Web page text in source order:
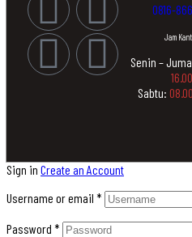
0816-
Jam
Senin –
16.00
Sabtu:
Sign in Create an Account
Username or email *
Password *